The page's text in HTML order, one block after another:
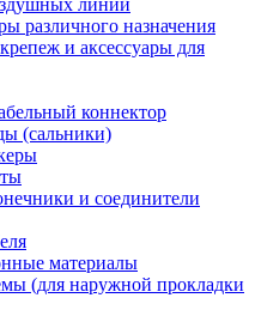
линий
различного назначения
и аксессуары для
коннектор
(сальники)
и соединители
материалы
(для наружной прокладки